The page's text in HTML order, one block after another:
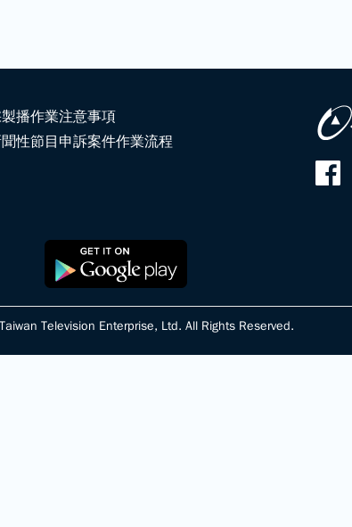
播作業注意事項
性節目申訴案件作業流程
Television Enterprise, Ltd. All Rights Reserved.